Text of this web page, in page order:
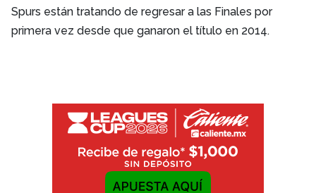
Spurs están tratando de regresar a las Finales por
primera vez desde que ganaron el título en 2014.